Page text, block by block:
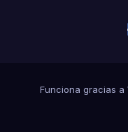
Funciona gracias a